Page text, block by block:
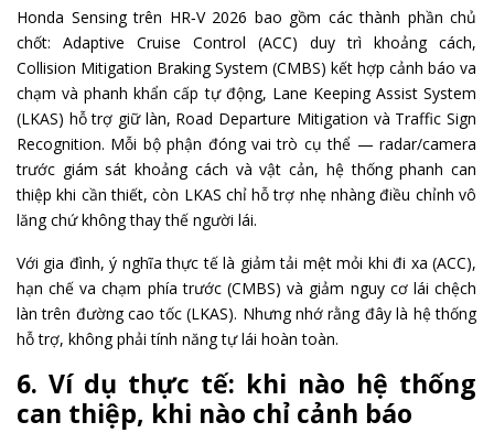
Honda Sensing trên HR‑V 2026 bao gồm các thành phần chủ
chốt: Adaptive Cruise Control (ACC) duy trì khoảng cách,
Collision Mitigation Braking System (CMBS) kết hợp cảnh báo va
chạm và phanh khẩn cấp tự động, Lane Keeping Assist System
(LKAS) hỗ trợ giữ làn, Road Departure Mitigation và Traffic Sign
Recognition. Mỗi bộ phận đóng vai trò cụ thể — radar/camera
trước giám sát khoảng cách và vật cản, hệ thống phanh can
thiệp khi cần thiết, còn LKAS chỉ hỗ trợ nhẹ nhàng điều chỉnh vô
lăng chứ không thay thế người lái.
Với gia đình, ý nghĩa thực tế là giảm tải mệt mỏi khi đi xa (ACC),
hạn chế va chạm phía trước (CMBS) và giảm nguy cơ lái chệch
làn trên đường cao tốc (LKAS). Nhưng nhớ rằng đây là hệ thống
hỗ trợ, không phải tính năng tự lái hoàn toàn.
6. Ví dụ thực tế: khi nào hệ thống
can thiệp, khi nào chỉ cảnh báo